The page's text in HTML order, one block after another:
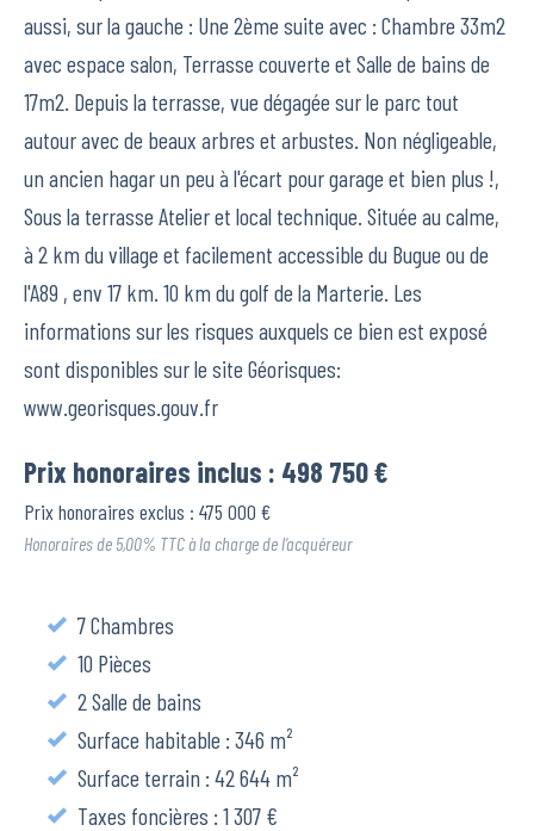
aussi, sur la gauche : Une 2ème suite avec : Chambre 33m2
avec espace salon, Terrasse couverte et Salle de bains de
17m2. Depuis la terrasse, vue dégagée sur le parc tout
autour avec de beaux arbres et arbustes. Non négligeable,
un ancien hagar un peu à l'écart pour garage et bien plus !,
Sous la terrasse Atelier et local technique. Située au calme,
à 2 km du village et facilement accessible du Bugue ou de
l'A89 , env 17 km. 10 km du golf de la Marterie. Les
informations sur les risques auxquels ce bien est exposé
sont disponibles sur le site Géorisques:
www.georisques.gouv.fr
Prix honoraires inclus : 498 750 €
Prix honoraires exclus : 475 000 €
Honoraires de 5,00% TTC à la charge de l’acquéreur
7 Chambres
10 Pièces
2 Salle de bains
Surface habitable : 346 m²
Surface terrain : 42 644 m²
Taxes foncières : 1 307 €